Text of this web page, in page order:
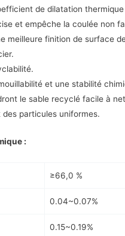
de dilatation thermique
et empêche la coulée non
meilleure finition de surface
et une stabilité
le sable recyclé facile à
particules uniformes.
:
≥66,0 %
0.04~0.07%
0.15~0.19%